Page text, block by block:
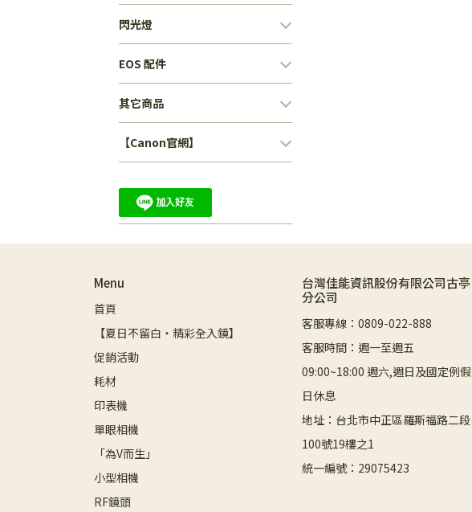
閃光燈
EOS 配件
其它商品
【Canon官網】
Menu
首頁
【夏日不留白・精彩全入鏡】
促銷活動
耗材
印表機
單眼相機
「為V而生」
小型相機
RF鏡頭
台灣佳能資訊股份有限公司古亭
分公司
客服專線：0809-022-888
客服時間：週一至週五
09:00~18:00 週六,週日及國定例假
日休息
地址：台北市中正區羅斯福路二段
100號19樓之1
統一編號：29075423